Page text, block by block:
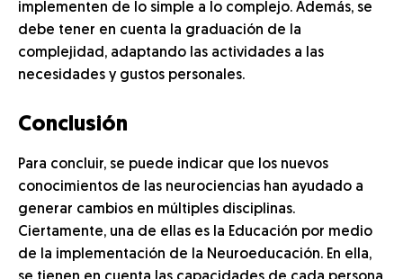
implementen de lo simple a lo complejo. Además, se
debe tener en cuenta la graduación de la
complejidad, adaptando las actividades a las
necesidades y gustos personales.
Conclusión
Para concluir, se puede indicar que los nuevos
conocimientos de las neurociencias han ayudado a
generar cambios en múltiples disciplinas.
Ciertamente, una de ellas es la Educación por medio
de la implementación de la Neuroeducación. En ella,